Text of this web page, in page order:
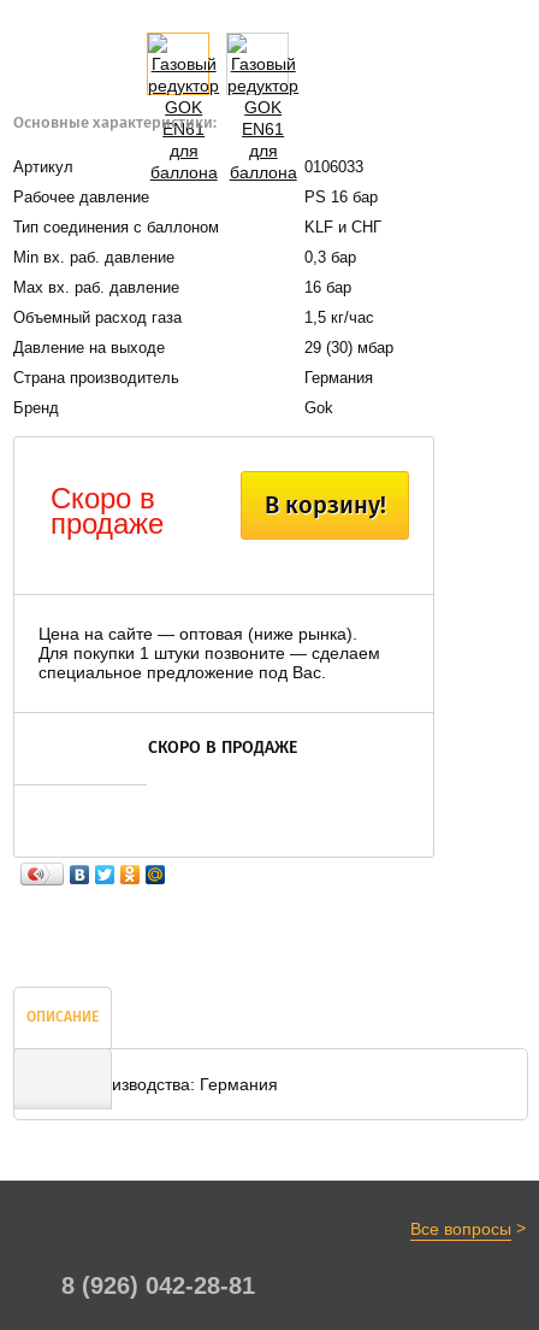
Основные характеристики:
Артикул
0106033
Рабочее давление
PS 16 бар
Тип соединения с баллоном
KLF и СНГ
Мin вх. раб. давление
0,3 бар
Мax вх. раб. давление
16 бар
Объемный расход газа
1,5 кг/час
Давление на выходе
29 (30) мбар
Страна производитель
Германия
Бренд
Gok
В корзину!
Скоро в
продаже
Цена на сайте — оптовая (ниже рынка).
Для покупки 1 штуки позвоните — сделаем
специальное предложение под Вас.
СКОРО В ПРОДАЖЕ
ОПИСАНИЕ
Страна производства: Германия
Все вопросы >
8 (926) 042-28-81